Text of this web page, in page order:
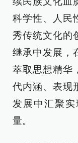
科学性、人民
秀传统文化的
继承中发展，
萃取思想精华
代内涵、表现
发展中汇聚
量。